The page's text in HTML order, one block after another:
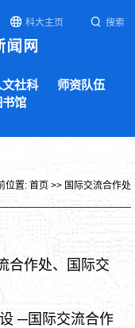
科大主页 搜索
文社科
师资队伍
书馆
位置: 首页 >> 国际交流合作处
合作处、国际交
─国际交流合作